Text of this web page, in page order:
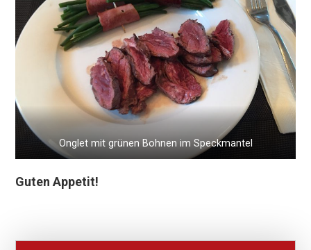
Onglet mit grünen Bohnen im Speckmantel
Guten Appetit!